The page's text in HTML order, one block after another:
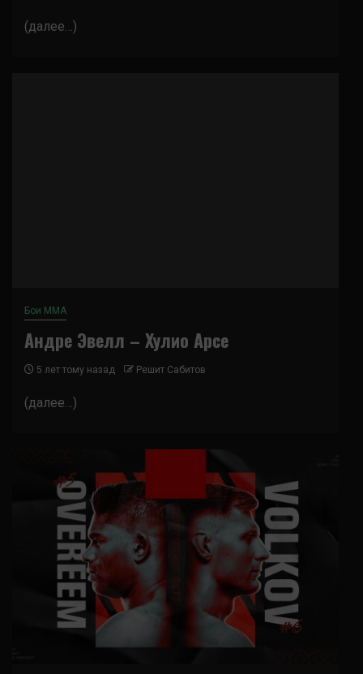
(далее…)
Бои ММА
Андре Эвелл – Хулио Арсе
5 лет тому назад Решит Сабитов
(далее…)